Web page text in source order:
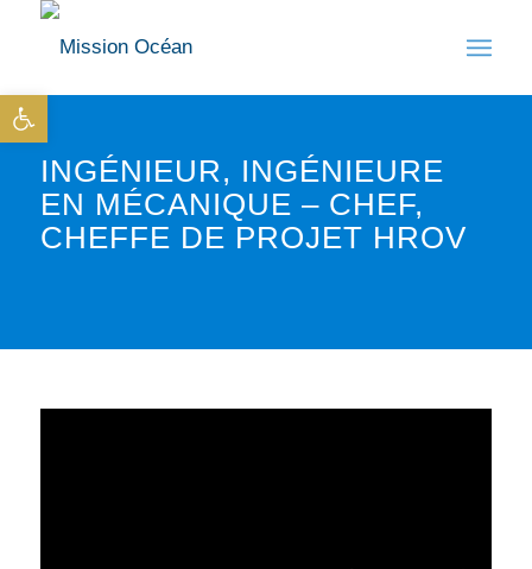
INGÉNIEUR, INGÉNIEURE
EN MÉCANIQUE – CHEF,
CHEFFE DE PROJET HROV
Ouvrir la barre d’outils